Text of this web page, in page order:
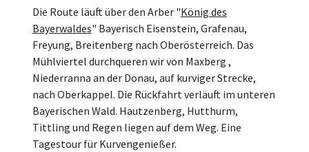
Die Route läuft über den Arber "König des
Bayerwaldes" Bayerisch Eisenstein, Grafenau,
Freyung, Breitenberg nach Oberösterreich. Das
Mühlviertel durchqueren wir von Maxberg ,
Niederranna an der Donau, auf kurviger Strecke,
nach Oberkappel. Die Rückfahrt verläuft im unteren
Bayerischen Wald. Hautzenberg, Hutthurm,
Tittling und Regen liegen auf dem Weg. Eine
Tagestour für Kurvengenießer.